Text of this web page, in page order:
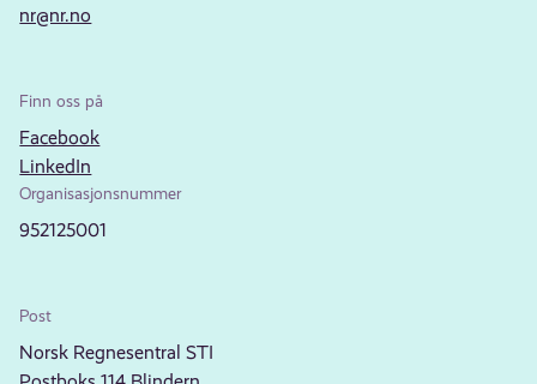
nr@nr.no
Finn oss på
Facebook
LinkedIn
Organisasjonsnummer
952125001
Post
Norsk Regnesentral STI